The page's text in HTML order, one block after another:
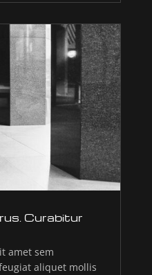
Curabitur
amet sem
aliquet mollis